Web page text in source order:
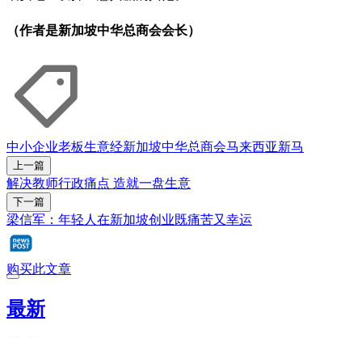
（作者是新加坡中华总商会会长）
中小企业老板生意经新加坡中华总商会马来西亚新马
上一篇
解决教师行政痛点 造就一盘生意
下一篇
梁信军：年轻人在新加坡创业既痛苦又幸运
购买此文章
最新